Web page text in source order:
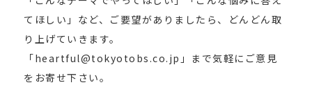
てほしい」など、ご要望がありましたら、どんどん取
り上げていきます。
「heartful@tokyotobs.co.jp」まで気軽にご意見
をお寄せ下さい。